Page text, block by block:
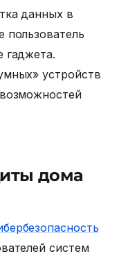
данных в
гаджета.
устройств
дома
систем